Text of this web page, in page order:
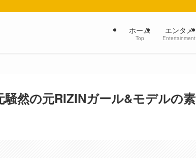
ホーム
Top
エンタメ
Entertainment
然の元RIZINガール&モデルの素